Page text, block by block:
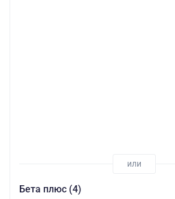
Бета плюс (4)